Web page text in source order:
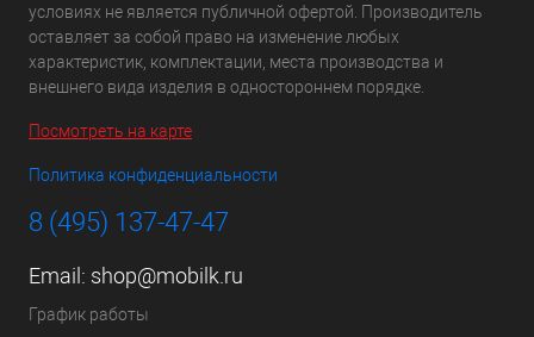
условиях не является публичной офертой. Производитель
оставляет за собой право на изменение любых
характеристик, комплектации, места производства и
внешнего вида изделия в одностороннем порядке.
Посмотреть на карте
Политика конфиденциальности
8 (495) 137-47-47
Email: shop@mobilk.ru
График работы